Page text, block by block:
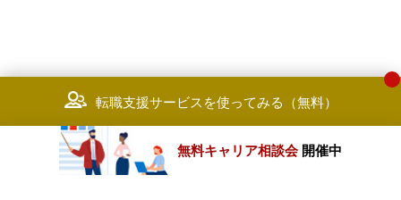
転職支援サービスを使ってみる（無料）
無料キャリア相談会 開催中